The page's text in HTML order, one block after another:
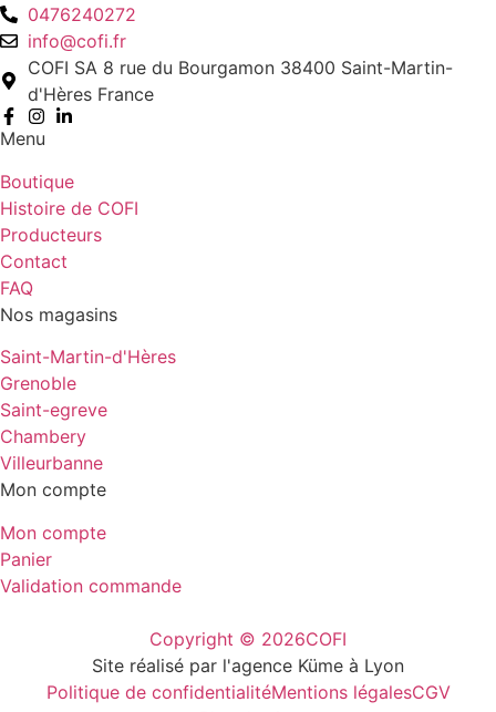
0476240272
info@cofi.fr
COFI SA 8 rue du Bourgamon 38400 Saint-Martin-
d'Hères France
Menu
Boutique
Histoire de COFI
Producteurs
Contact
FAQ
Nos magasins
Saint-Martin-d'Hères
Grenoble
Saint-egreve
Chambery
Villeurbanne
Mon compte
Mon compte
Panier
Validation commande
Copyright © 2026COFI
Site réalisé par l'agence Küme à Lyon
Politique de confidentialitéMentions légalesCGV